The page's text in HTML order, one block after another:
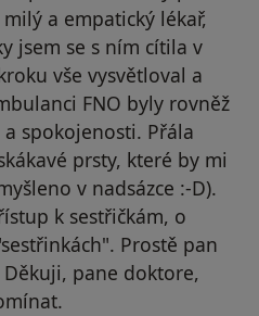
a empatický lékař,
jsem se s ním cítila v
vše vysvětloval a
FNO byly rovněž
spokojenosti. Přála
prsty, které by mi
v nadsázce :-D).
k sestřičkám, o
Prostě pan
pane doktore,